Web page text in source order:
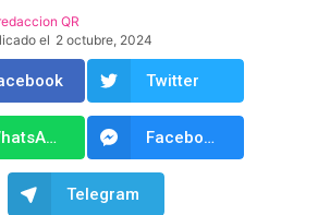
QR
el 2 octubre, 2024
Twitter
WhatsApp Facebook Messenger
Telegram